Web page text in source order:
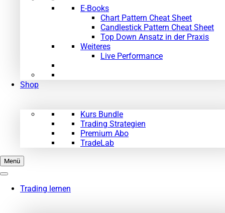
E-Books
Chart Pattern Cheat Sheet
Candlestick Pattern Cheat Sheet
Top Down Ansatz in der Praxis
Weiteres
Live Performance
Shop
Kurs Bundle
Trading Strategien
Premium Abo
TradeLab
Menü
Trading lernen